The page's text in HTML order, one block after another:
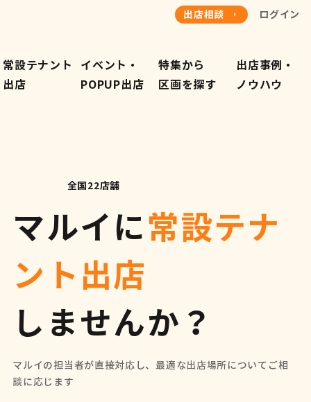
出店事例・
​ノウハウ
特集から
​区画を探す
イベント・
POPUP出店
常設テナント
​出店
出店相談 ログイン
マルイの担当者が直接対応し、最適な出店場所についてご相
談に応じます
マルイに 常設テナ
ント出店
しませんか？
全国22店舗